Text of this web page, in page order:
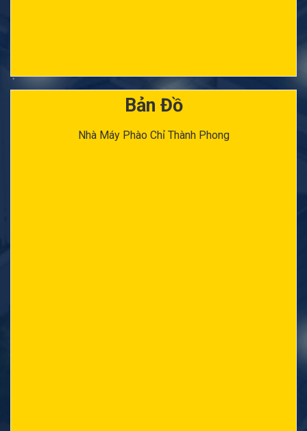
Bản Đồ
Nhà Máy Phào Chỉ Thành Phong